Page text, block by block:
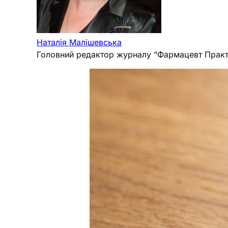
Наталія Малішевська
Головний редактор журналу “Фармацевт